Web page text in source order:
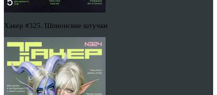
Хакер #325. Шпионские штучки